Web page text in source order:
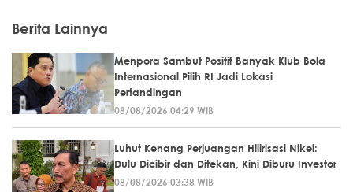
Berita Lainnya
Menpora Sambut Positif Banyak Klub Bola
Internasional Pilih RI Jadi Lokasi
Pertandingan
08/08/2026 04:29 WIB
Luhut Kenang Perjuangan Hilirisasi Nikel:
Dulu Dicibir dan Ditekan, Kini Diburu Investor
08/08/2026 03:38 WIB